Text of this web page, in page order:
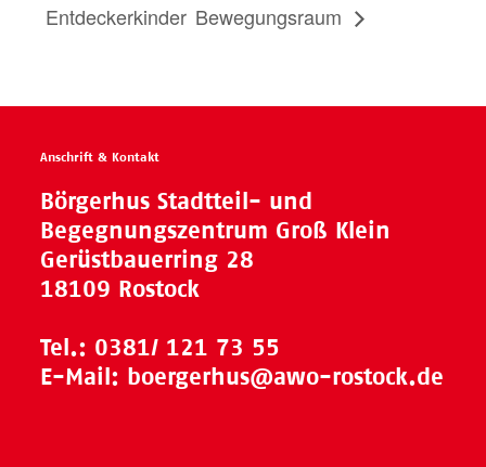
Entdeckerkinder Bewegungsraum
Anschrift & Kontakt
Börgerhus Stadtteil- und
Begegnungszentrum Groß Klein
Gerüstbauerring 28
18109 Rostock
Tel.: 0381/ 121 73 55
E-Mail: boergerhus@awo-rostock.de